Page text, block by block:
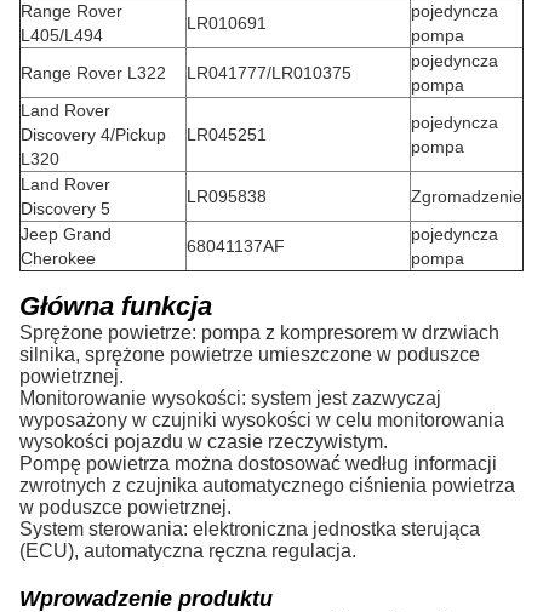
Range Rover
L405/L494
LR010691
pojedyncza
pompa
Range Rover L322
LR041777/LR010375
pojedyncza
pompa
Land Rover
Discovery 4/Pickup
L320
LR045251
pojedyncza
pompa
Land Rover
Discovery 5
LR095838
Zgromadzenie
Jeep Grand
Cherokee
68041137AF
pojedyncza
pompa
Główna funkcja
Sprężone powietrze: pompa z kompresorem w drzwiach
silnika, sprężone powietrze umieszczone w poduszce
powietrznej.
Monitorowanie wysokości: system jest zazwyczaj
wyposażony w czujniki wysokości w celu monitorowania
wysokości pojazdu w czasie rzeczywistym.
Pompę powietrza można dostosować według informacji
zwrotnych z czujnika automatycznego ciśnienia powietrza
w poduszce powietrznej.
System sterowania: elektroniczna jednostka sterująca
(ECU), automatyczna ręczna regulacja.
Wprowadzenie produktu